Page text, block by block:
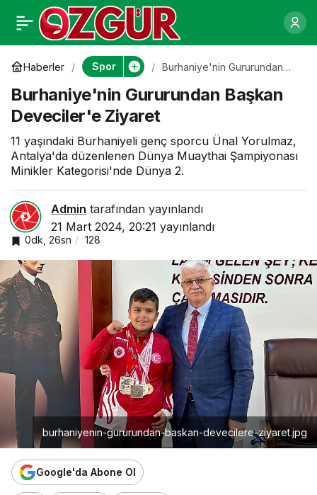
Haberler Spor
Burhaniye'nin Gururundan
Burhaniye'nin Gururundan Başkan
Deveciler'e Ziyaret
11 yaşındaki Burhaniyeli genç sporcu Ünal Yorulmaz,
Antalya'da düzenlenen Dünya Muaythai Şampiyonası
Minikler Kategorisi'nde Dünya 2.
Admin tarafından yayınlandı
21 Mart 2024, 20:21 yayınlandı
0dk, 26sn 128
burhaniyenin-gururundan-baskan-devecilere-ziyaret.jpg
Google'da Abone Ol
Ege Üniversitesinden
Türk sporuna hem
bilim hem de nitelikli
sporcu desteği
Paylaş